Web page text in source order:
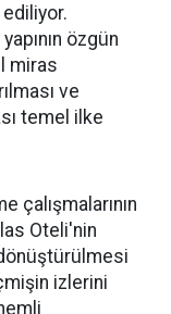
özgün
miras
ve
temel ilke
çalışmalarının
Oteli'nin
izlerini